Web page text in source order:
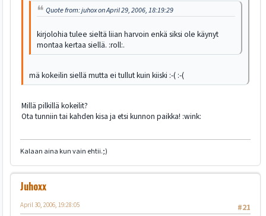
Quote from: juhox on April 29, 2006, 18:19:29
kirjolohia tulee sieltä liian harvoin enkä siksi ole käynyt
montaa kertaa siellä. :roll:.
mä kokeilin siellä mutta ei tullut kuin kiiski :-( :-(
Millä pilkillä kokeilit?
Ota tunniin tai kahden kisa ja etsi kunnon paikka! :wink:
Kalaan aina kun vain ehtii.;)
Juhoxx
#21
April 30, 2006, 19:28:05